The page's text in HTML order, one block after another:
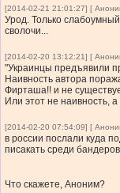
[2014-02-21 21:01:27] [
Урод. Только
сволочи...
[2014-02-20 13:12:21] [
"Украинцы предъявили
Наивность автора
Фирташа!! и не
Или этот не наивность,
[2014-02-20 07:54:09] [
в россии послали куда
писакать среди
Что скажете, Аноним?